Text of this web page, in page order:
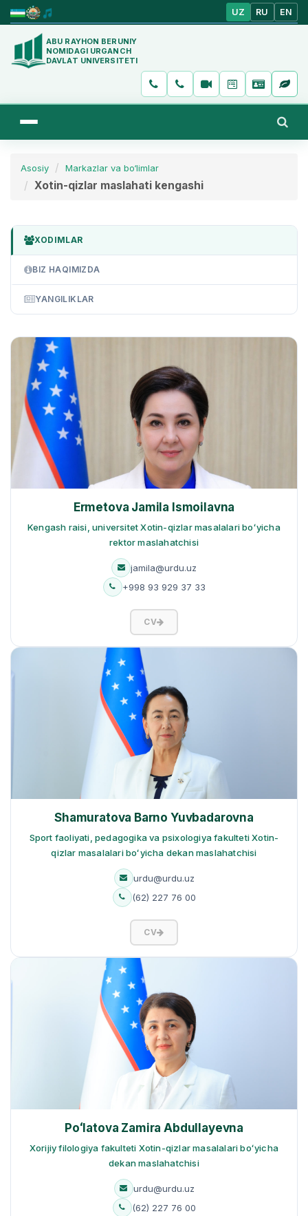
UZ RU EN
ABU RAYHON BERUNIY
NOMIDAGI URGANCH
DAVLAT UNIVERSITETI
Asosiy Markazlar va bo‘limlar
Xotin-qizlar maslahati kengashi
XODIMLAR
BIZ HAQIMIZDA
YANGILIKLAR
Ermetova Jamila Ismoilavna
Kengash raisi, universitet Xotin-qizlar masalalari boʻyicha
rektor maslahatchisi
jamila@urdu.uz
+998 93 929 37 33
CV
Shamuratova Barno Yuvbadarovna
Sport faoliyati, pedagogika va psixologiya fakulteti Xotin-
qizlar masalalari boʻyicha dekan maslahatchisi
urdu@urdu.uz
(62) 227 76 00
CV
Poʻlatova Zamira Abdullayevna
Xorijiy filologiya fakulteti Xotin-qizlar masalalari boʻyicha
dekan maslahatchisi
urdu@urdu.uz
(62) 227 76 00